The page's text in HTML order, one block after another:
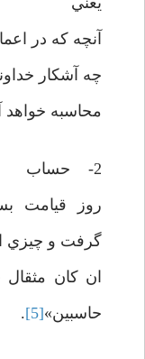
آنچه که در
چه آشکار
محاسبه خواهد
2- حساب
روز قيامت
گرفت و چيزي
ان کان مثقال
حاسبين»[5]
.